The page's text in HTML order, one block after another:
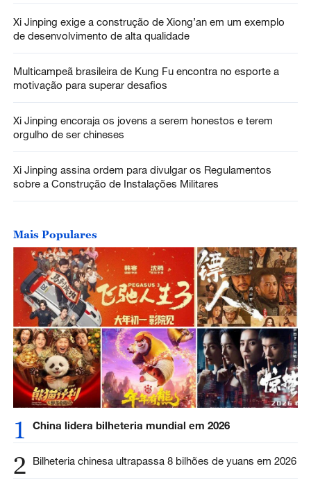
Xi Jinping exige a construção de Xiong’an em um exemplo
de desenvolvimento de alta qualidade
Multicampeã brasileira de Kung Fu encontra no esporte a
motivação para superar desafios
Xi Jinping encoraja os jovens a serem honestos e terem
orgulho de ser chineses
Xi Jinping assina ordem para divulgar os Regulamentos
sobre a Construção de Instalações Militares
Mais Populares
1 China lidera bilheteria mundial em 2026
2 Bilheteria chinesa ultrapassa 8 bilhões de yuans em 2026